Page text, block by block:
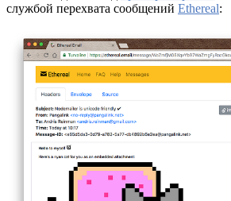
службой перехвата сообщений Ethereal: